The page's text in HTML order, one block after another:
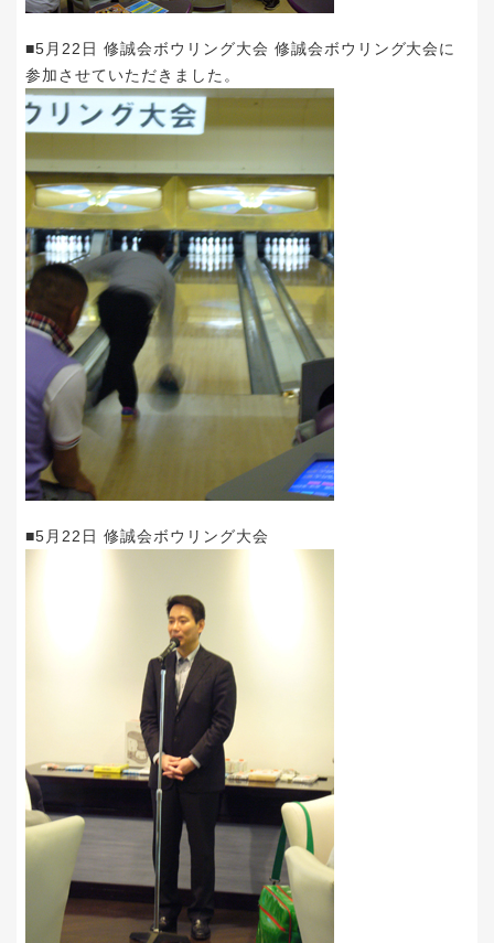
■5月22日 修誠会ボウリング大会 修誠会ボウリング大会に
参加させていただきました。
■5月22日 修誠会ボウリング大会